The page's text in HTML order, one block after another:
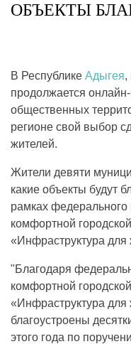
ОБЪЕКТЫ
В Республике Адыгея,
продолжается
общественных
регионе свой выбор
жителей.
Жители девяти
какие объекты будут
рамках
комфортной
«Инфраструктура для
"Благодаря
комфортной
«Инфраструктура
благоустроены
этого года по